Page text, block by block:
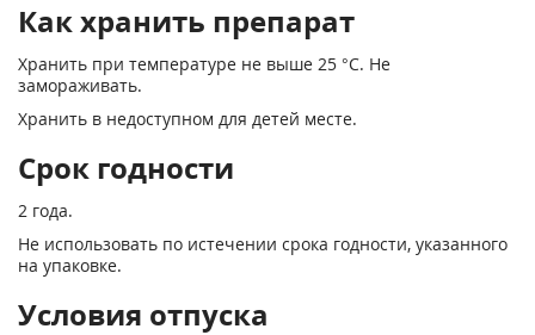
Как хранить препарат
Хранить при температуре не выше 25 °С. Не
замораживать.
Хранить в недоступном для детей месте.
Срок годности
2 года.
Не использовать по истечении срока годности, указанного
на упаковке.
Условия отпуска